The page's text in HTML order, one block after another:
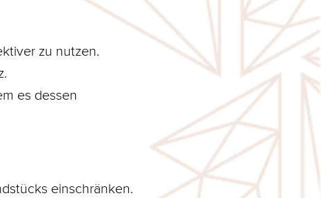
zu nutzen.
es dessen
einschränken.